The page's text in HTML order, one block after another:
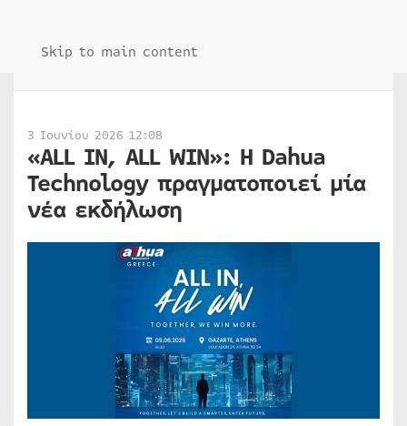
Skip to main content
3 Ιουνίου 2026 12:08
«ALL IN, ALL WIN»: Η Dahua
Technology πραγματοποιεί μία
νέα εκδήλωση